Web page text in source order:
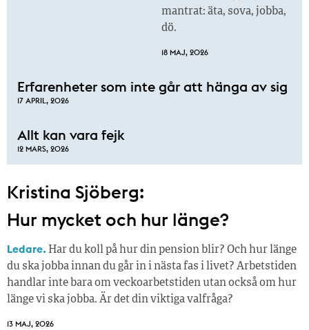
mantrat: äta, sova, jobba,
dö.
18 MAJ, 2026
Erfarenheter som inte går att hänga av sig
17 APRIL, 2026
Allt kan vara fejk
12 MARS, 2026
Kristina Sjöberg:
Hur mycket och hur länge?
Ledare. Har du koll på hur din pension blir? Och hur länge
du ska jobba innan du går in i nästa fas i livet? Arbetstiden
handlar inte bara om veckoarbetstiden utan också om hur
länge vi ska jobba. Är det din viktiga valfråga?
13 MAJ, 2026